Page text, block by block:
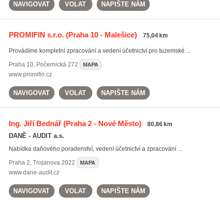
NAVIGOVAT VOLAT NAPIŠTE NÁM
PROMIFIN s.r.o.(Praha 10 - Malešice) 75,04 km
Provádíme kompletní zpracování a vedení účetnictví pro tuzemské ...
Praha 10, Počernická 272 MAPA
www.promifin.cz
NAVIGOVAT VOLAT NAPIŠTE NÁM
Ing. Jiří Bednář(Praha 2 - Nové Město) 80,86 km
DANĚ - AUDIT a.s.
Nabídka daňového poradenství, vedení účetnictví a zpracování ...
Praha 2, Trojanova 2022 MAPA
www.dane-audit.cz
NAVIGOVAT VOLAT NAPIŠTE NÁM